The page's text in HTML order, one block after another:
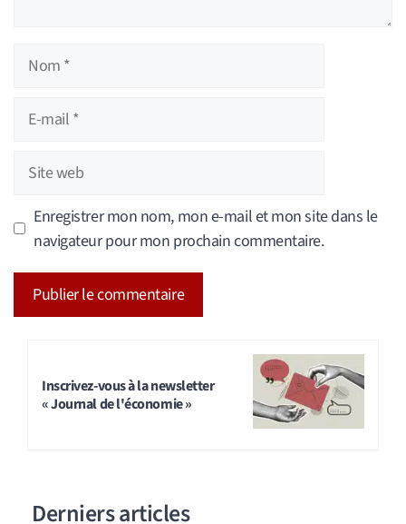
Nom
Site
web
Enregistrer mon nom, mon e-mail et mon site dans le
navigateur pour mon prochain commentaire.
Inscrivez-vous à la newsletter
« Journal de l'économie »
Derniers articles